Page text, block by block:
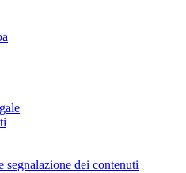
segnalazione dei contenuti